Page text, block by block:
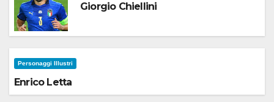
Giorgio Chiellini
Personaggi Illustri
Enrico Letta